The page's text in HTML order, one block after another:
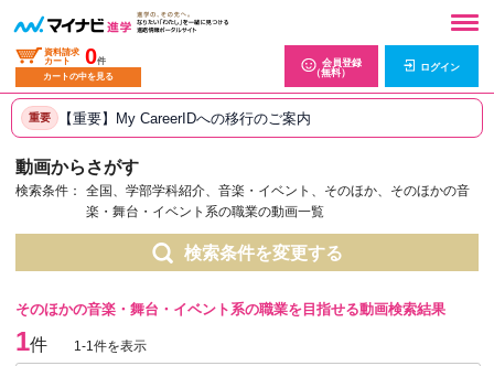
資料請求
カート
0件
カートの中を見る
会員登録
（無料）
ログイン
重要 【重要】My CareerIDへの移行のご案内
動画からさがす
検索条件：
全国、学部学科紹介、音楽・イベント、そのほか、そのほかの音
楽・舞台・イベント系の職業の動画一覧
検索条件を変更する
そのほかの音楽・舞台・イベント系の職業を目指せる動画検索結果
1件 1-1件を表示